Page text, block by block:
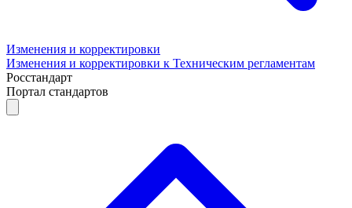
Изменения и корректировки
Изменения и корректировки к Техническим регламентам
Росстандарт
Портал стандартов